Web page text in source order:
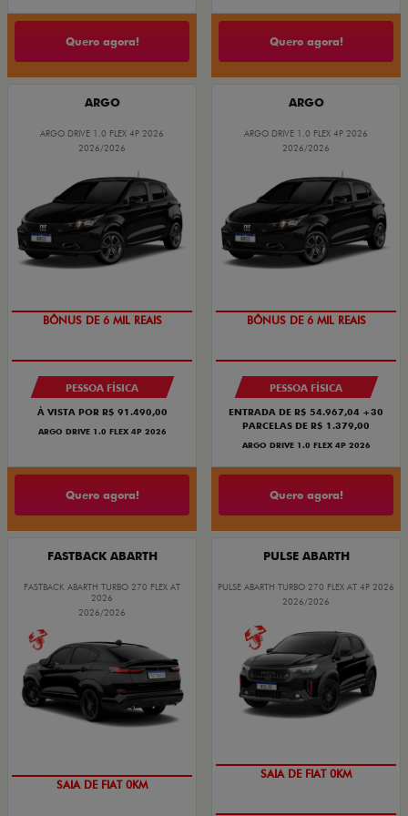
Quero agora! Quero agora!
ARGO
ARGO DRIVE 1.0 FLEX 4P 2026
2026/2026
BÔNUS DE 6 MIL REAIS
PESSOA FÍSICA
À VISTA POR R$ 91.490,00
ARGO DRIVE 1.0 FLEX 4P 2026
Quero agora!
ARGO
ARGO DRIVE 1.0 FLEX 4P 2026
2026/2026
BÔNUS DE 6 MIL REAIS
PESSOA FÍSICA
ENTRADA DE R$ 54.967,04 +30
PARCELAS DE R$ 1.379,00
ARGO DRIVE 1.0 FLEX 4P 2026
Quero agora!
FASTBACK ABARTH
FASTBACK ABARTH TURBO 270 FLEX AT
2026
2026/2026
SAIA DE FIAT 0KM
PULSE ABARTH
PULSE ABARTH TURBO 270 FLEX AT 4P 2026
2026/2026
SAIA DE FIAT 0KM